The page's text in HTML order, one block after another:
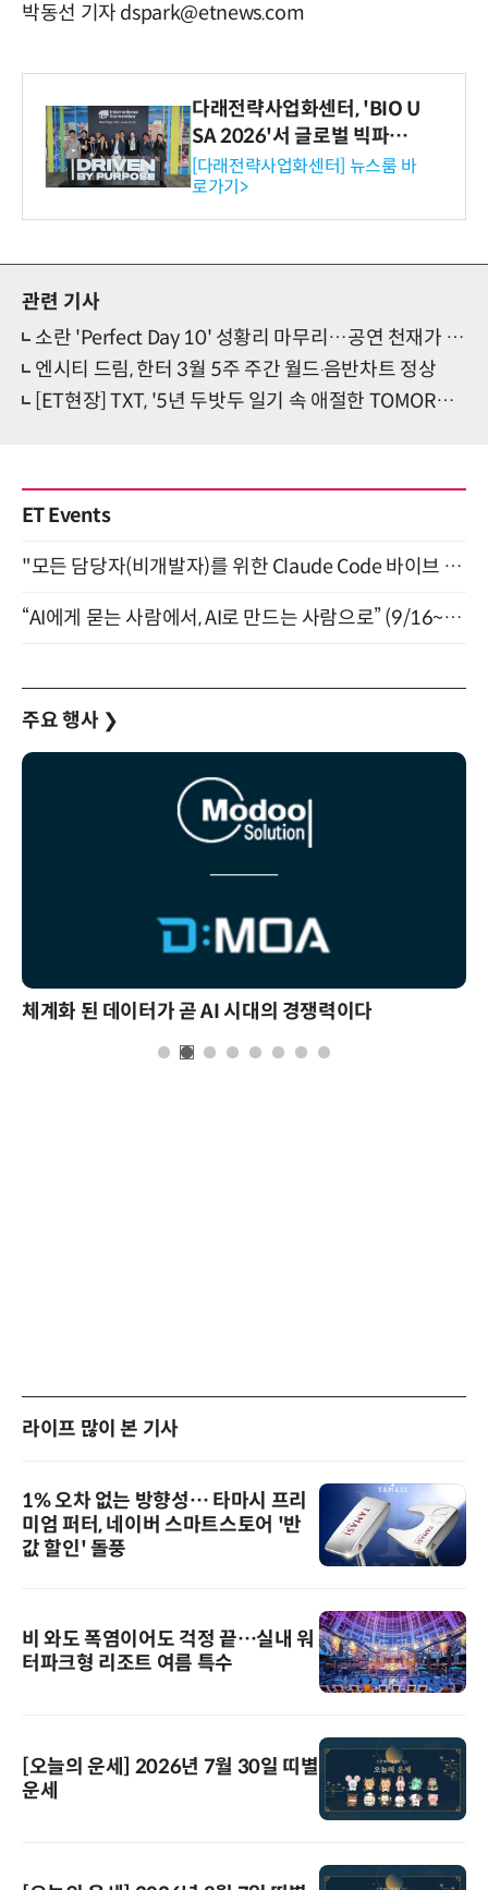
박동선 기자 dspark@etnews.com
다래전략사업화센터, 'BIO U
SA 2026'서 글로벌 빅파마
와의 비즈니스 미팅 지원…K
-바이오 해외 진출 교두보 확
보
[다래전략사업화센터] 뉴스룸 바
로가기>
관련 기사
소란 'Perfect Day 10' 성황리 마무리…공연 천재가 선물한 '완벽한 날'
엔시티 드림, 한터 3월 5주 주간 월드‧음반차트 정상
[ET현장] TXT, '5년 두밧두 일기 속 애절한 TOMORROW'(종합)
ET Events
"모든 담당자(비개발자)를 위한 Claude Code 바이브 코딩 2-day 부트캠프" 9월 16~17일 개최
“AI에게 묻는 사람에서, AI로 만드는 사람으로” (9/16~17)
주요 행사 ❯
체계화 된 데이터가 곧 AI 시대의 경쟁력이다
라이프 많이 본 기사
1% 오차 없는 방향성… 타마시 프리
미엄 퍼터, 네이버 스마트스토어 '반
값 할인' 돌풍
비 와도 폭염이어도 걱정 끝…실내 워
터파크형 리조트 여름 특수
[오늘의 운세] 2026년 7월 30일 띠별
운세